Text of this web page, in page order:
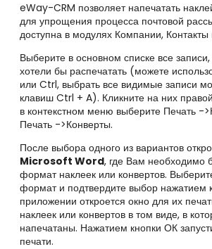
eWay-CRM позволяет напечатать
для упрощения процесса почтовой
доступна в модулях Компании, Контакты
Выберите в основном списке все
хотели бы распечатать (можете
или Ctrl, выбрать все видимые записи
клавиш Ctrl + A). Кликните на них
в контекстном меню выберите Печать -
Печать ->Конверты.
После выбора одного из вариантов
Microsoft Word, где Вам необходимо
формат наклеек или конвертов.
формат и подтвердите выбор нажатием
приложении откроется окно для их
наклеек или конвертов в том виде, в
напечатаны. Нажатием кнопки ОК
печати.